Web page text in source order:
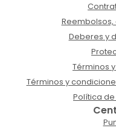
Deberes y
Términos
Términos y
Política